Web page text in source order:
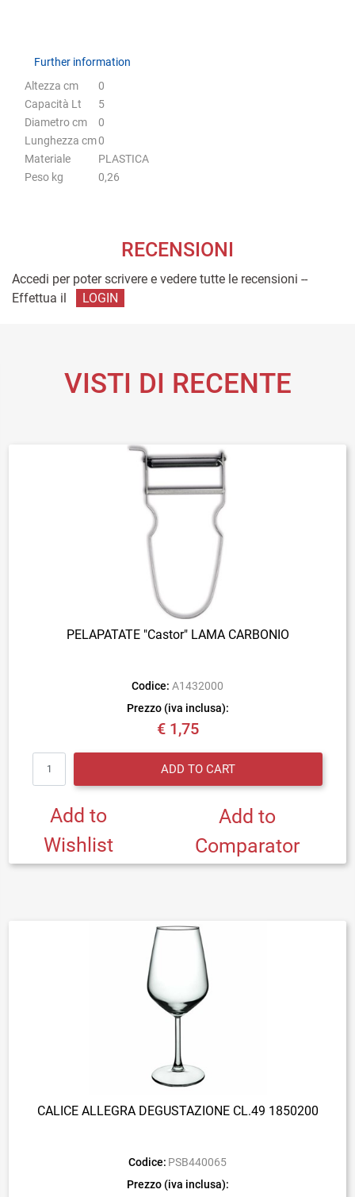
Further information
Further information
Altezza cm
0
Capacità Lt
5
Diametro cm
0
Lunghezza cm0
Materiale
PLASTICA
Peso kg
0,26
RECENSIONI
Accedi per poter scrivere e vedere tutte le recensioni --
Effettua il
LOGIN
VISTI DI RECENTE
PELAPATATE "Castor" LAMA CARBONIO
Codice: A1432000
Prezzo (iva inclusa):
€ 1,75
ADD TO CART
Add to
Wishlist
Add to
Comparator
CALICE ALLEGRA DEGUSTAZIONE CL.49 1850200
Codice: PSB440065
Prezzo (iva inclusa):